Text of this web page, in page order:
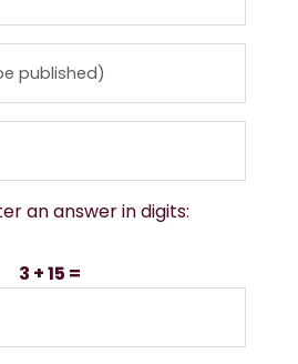
an answer in digits:
3 + 15 =